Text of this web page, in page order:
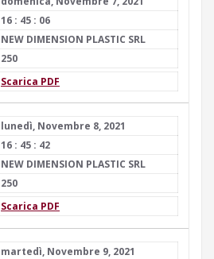
16 : 45 : 06
NEW DIMENSION PLASTIC SRL
250
Scarica PDF
lunedì, Novembre 8, 2021
16 : 45 : 42
NEW DIMENSION PLASTIC SRL
250
Scarica PDF
martedì, Novembre 9, 2021